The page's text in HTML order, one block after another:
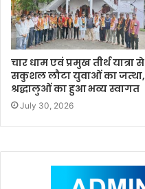
चार धाम एवं प्रमुख तीर्थ यात्रा से
सकुशल लौटा युवाओं का जत्था,
श्रद्धालुओं का हुआ भव्य स्वागत
July 30, 2026